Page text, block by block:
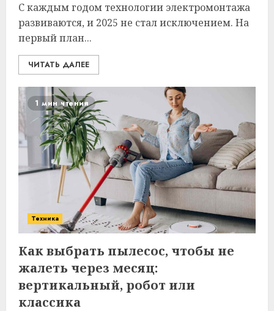
С каждым годом технологии электромонтажа
развиваются, и 2025 не стал исключением. На
первый план...
ЧИТАТЬ ДАЛЕЕ
1 мин чтения
Техника
Как выбрать пылесос, чтобы не
жалеть через месяц:
вертикальный, робот или
классика